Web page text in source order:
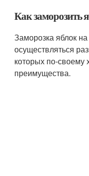
Как заморозить
Заморозка яблок
осуществляться
которых по-своему
преимущества.